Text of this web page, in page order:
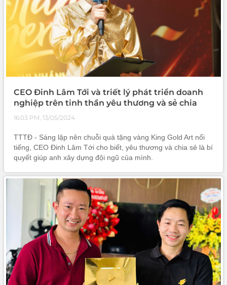
CEO Đinh Lâm Tới và triết lý phát triển doanh
nghiệp trên tinh thần yêu thương và sẻ chia
16:03 PM, 13/05/2024
TTTĐ - Sáng lập nên chuỗi quà tặng vàng King Gold Art nổi
tiếng, CEO Đinh Lâm Tới cho biết, yêu thương và chia sẻ là bí
quyết giúp anh xây dựng đội ngũ của mình.